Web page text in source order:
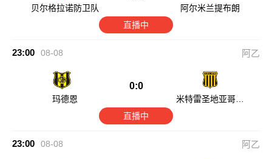
贝尔格拉诺防卫队
阿尔米兰提布朗
直播中
23:00 08-08 阿乙
玛德恩
0:0
米特雷圣地亚哥竞
直播中
23:00 08-08 阿乙